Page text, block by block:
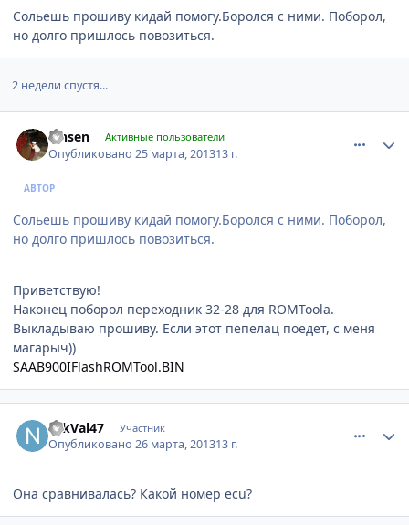
Сольешь прошиву кидай помогу.Боролся с ними. Поборол,
но долго пришлось повозиться.
2 недели спустя...
lansen Активные пользователи
Опубликовано25 марта, 201313 г.
АВТОР
Сольешь прошиву кидай помогу.Боролся с ними. Поборол,
но долго пришлось повозиться.
Приветствую!
Наконец поборол переходник 32-28 для ROMToolа.
Выкладываю прошиву. Если этот пепелац поедет, с меня
магарыч))
SAAB900IFlashROMTool.BIN
NikVal47 Участник
Опубликовано26 марта, 201313 г.
Она сравнивалась? Какой номер ecu?